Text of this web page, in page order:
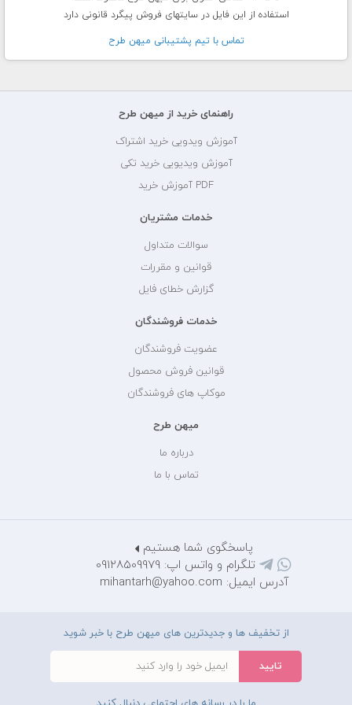
استفاده از این فایل در سایتهای فروش پیگرد قانونی دارد
تماس با تيم پشتيبانی ميهن طرح
راهنمای خرید از میهن طرح
آموزش ویدویی خرید اشتراک
آموزش ویدیویی خرید تکی
PDF آموزش خرید
خدمات مشتریان
سوالات متداول
قوانین و مقررات
گزارش خطای فایل
خدمات فروشندگان
عضویت فروشندگان
قوانین فروش محصول
موکاپ های فروشندگان
میهن طرح
درباره ما
تماس با ما
پاسخگوی شما هستیم
تلگرام و واتس اپ: 09128509979
آدرس ایمیل: mihantarh@yahoo.com
از تخفیف ها و جدیدترین های میهن طرح با خبر شوید